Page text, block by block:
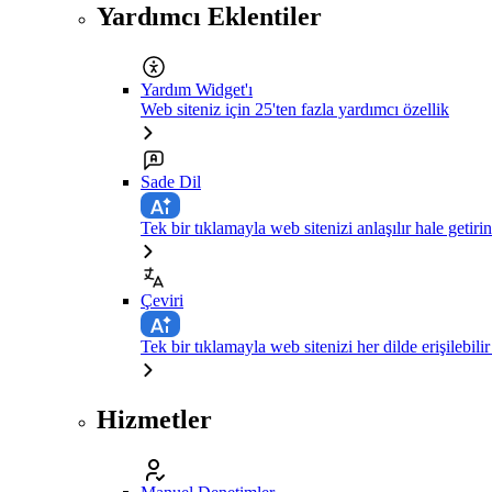
Yardımcı Eklentiler
Yardım Widget'ı
Web siteniz için 25'ten fazla yardımcı özellik
Sade Dil
Tek bir tıklamayla web sitenizi anlaşılır hale getirin
Çeviri
Tek bir tıklamayla web sitenizi her dilde
Hizmetler